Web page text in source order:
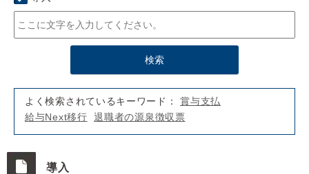
よく検索されているキーワード： 賞与支払
給与Next移行
退職者の源泉徴収票
導入